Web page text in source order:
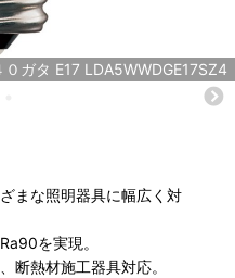
ガタ E17 LDA5WWDGE17SZ4
まな照明器具に幅広く対
を実現。
断熱材施工器具対応。